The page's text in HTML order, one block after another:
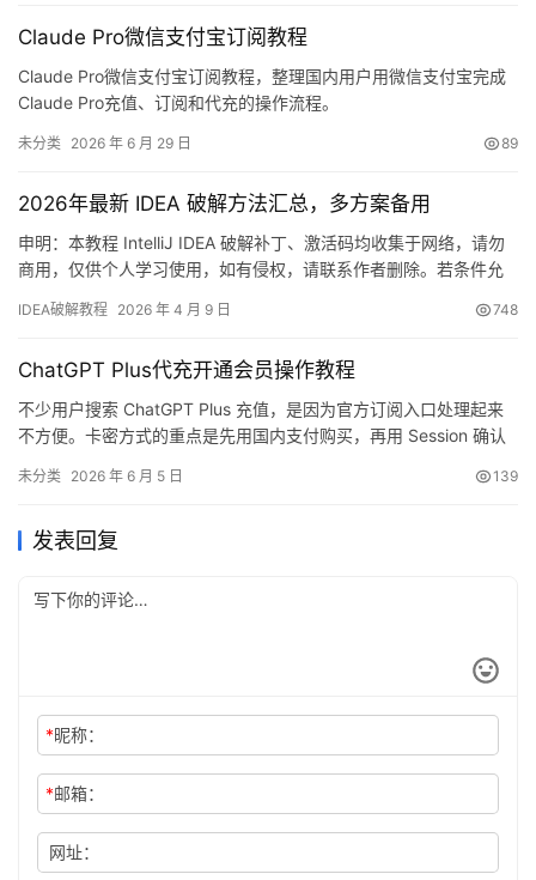
但未成功，建议先卸载旧…
Claude Pro微信支付宝订阅教程
Claude Pro微信支付宝订阅教程，整理国内用户用微信支付宝完成
Claude Pro充值、订阅和代充的操作流程。
未分类 2026 年 6 月 29 日 89
2026年最新 IDEA 破解方法汇总，多方案备用
申明：本教程 IntelliJ IDEA 破解补丁、激活码均收集于网络，请勿
商用，仅供个人学习使用，如有侵权，请联系作者删除。若条件允
能强大，适用于 Windows、Mac 和 Linux 系统。本文将详细介绍如
版本、什么…
IDEA破解教程 2026 年 4 月 9 日 748
ChatGPT Plus代充开通会员操作教程
不少用户搜索 ChatGPT Plus 充值，是因为官方订阅入口处理起来
不方便。卡密方式的重点是先用国内支付购买，再用 Session 确认
对。
未分类 2026 年 6 月 5 日 139
发表回复
*昵称：
*邮箱：
网址：